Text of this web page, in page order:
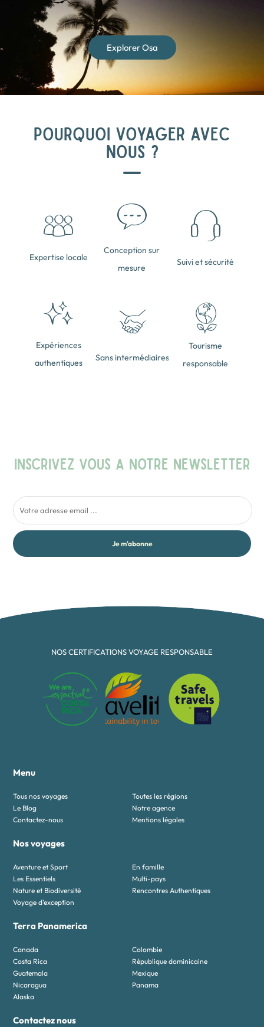
Explorer Osa
POURQUOI VOYAGER AVEC
NOUS ?
Expertise locale
Conception sur
mesure
Suivi et sécurité
Expériences
authentiques
Sans intermédiaires
Tourisme
responsable
INSCRIVEZ VOUS A NOTRE NEWSLETTER
Je m'abonne
NOS CERTIFICATIONS VOYAGE RESPONSABLE
Menu
Tous nos voyages
Toutes les régions
Le Blog
Notre agence
Contactez-nous
Mentions légales
Nos voyages
Aventure et Sport
En famille
Les Essentiels
Multi-pays
Nature et Biodiversité
Rencontres Authentiques
Voyage d'exception
Terra Panamerica
Canada
Colombie
Costa Rica
République dominicaine
Guatemala
Mexique
Nicaragua
Panama
Alaska
Contactez nous